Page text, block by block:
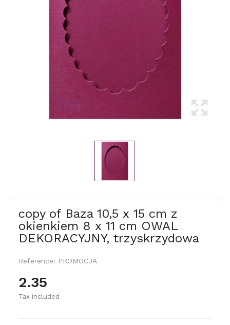
copy of Baza 10,5 x 15 cm z
okienkiem 8 x 11 cm OWAL
DEKORACYJNY, trzyskrzydowa
Reference: PROMOCJA
2.35
Tax included